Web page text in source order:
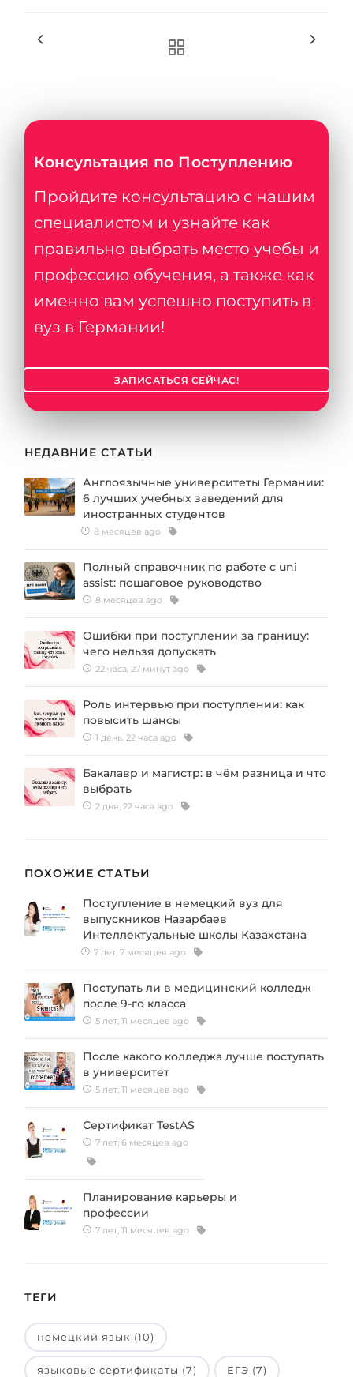
Консультация по Поступлению
Пройдите консультацию с нашим
специалистом и узнайте как
правильно выбрать место учебы и
профессию обучения, а также как
именно вам успешно поступить в
вуз в Германии!
ЗАПИСАТЬСЯ СЕЙЧАС!
НЕДАВНИЕ СТАТЬИ
Англоязычные университеты Германии:
6 лучших учебных заведений для
иностранных студентов
8 месяцев ago
Полный справочник по работе с uni
assist: пошаговое руководство
8 месяцев ago
Ошибки при поступлении за границу:
чего нельзя допускать
22 часа, 27 минут ago
Роль интервью при поступлении: как
повысить шансы
1 день, 22 часа ago
Бакалавр и магистр: в чём разница и что
выбрать
2 дня, 22 часа ago
ПОХОЖИЕ СТАТЬИ
Поступление в немецкий вуз для
выпускников Назарбаев
Интеллектуальные школы Казахстана
7 лет, 7 месяцев ago
Поступать ли в медицинский колледж
после 9-го класса
5 лет, 11 месяцев ago
После какого колледжа лучше поступать
в университет
5 лет, 11 месяцев ago
Сертификат TestAS
7 лет, 6 месяцев ago
Планирование карьеры и
профессии
7 лет, 11 месяцев ago
ТЕГИ
немецкий язык (10)
языковые сертификаты (7) ЕГЭ (7)